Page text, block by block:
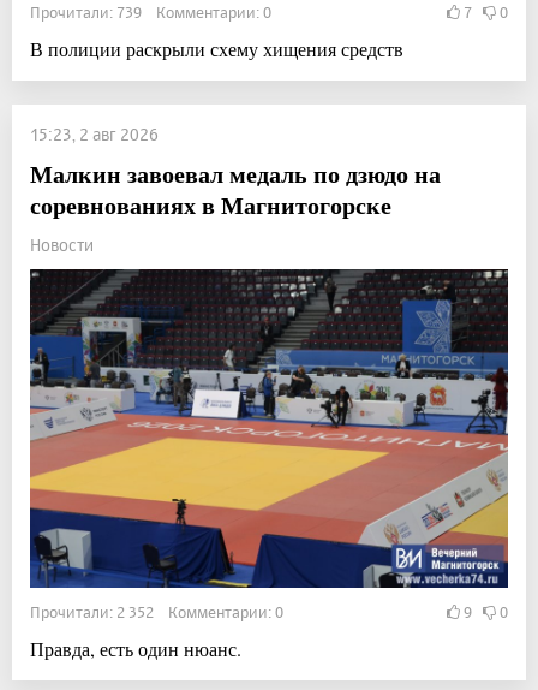
Прочитали: 739 Комментарии: 0 7 0
В полиции раскрыли схему хищения средств
15:23, 2 авг 2026
Малкин завоевал медаль по дзюдо на
соревнованиях в Магнитогорске
Новости
Прочитали: 2 352 Комментарии: 0 9 0
Правда, есть один нюанс.